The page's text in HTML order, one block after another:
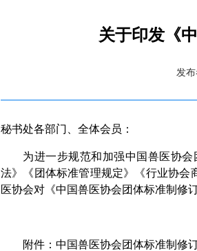
关于印发《
发
秘书处各部门、全体会员：
为进一步规范和加强中国兽医协
法》《团体标准管理规定》《行业协会
医协会对《中国兽医协会团体标准制修
附件：中国兽医协会团体标准制修